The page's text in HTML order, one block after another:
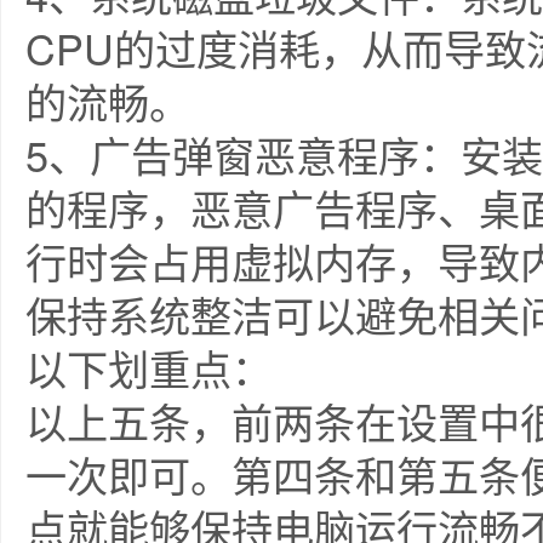
CPU的过度消耗，从而导
的流畅。
5、广告弹窗恶意程序：安
的程序，恶意广告程序、
行时会占用虚拟内存，导
保持系统整洁可以避免相关
以下划重点：
以上五条，前两条在设置
一次即可。第四条和第五
点就能够保持电脑运行流